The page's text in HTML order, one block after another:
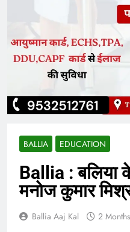
BALLIA EDUCATION
Ballia :
मनोज कुमार
Ballia Aaj Kal 2